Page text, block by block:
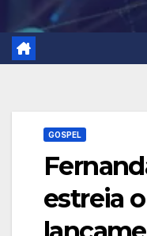
GOSPEL
estreia